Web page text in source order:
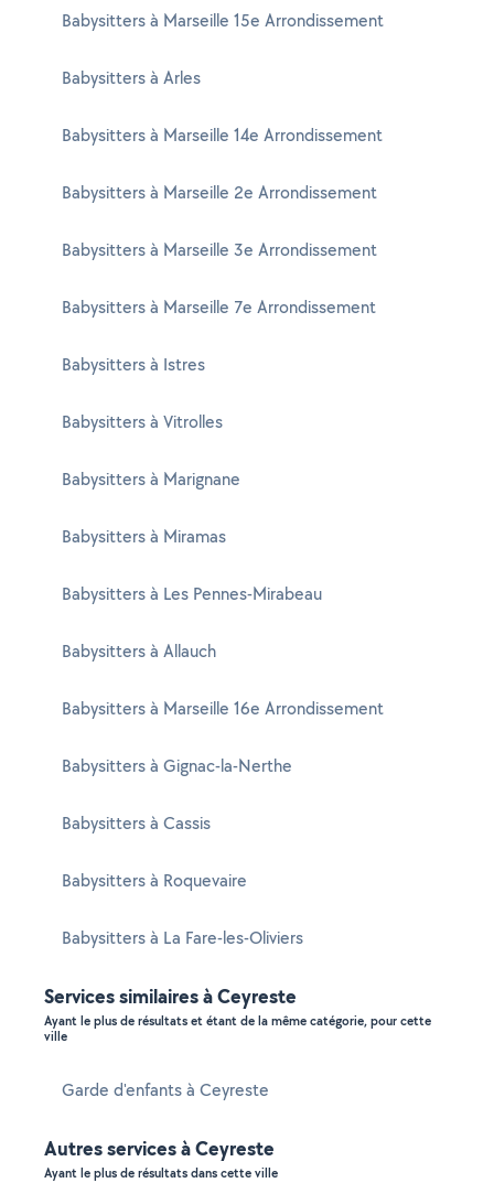
Babysitters à Marseille 15e Arrondissement
Babysitters à Arles
Babysitters à Marseille 14e Arrondissement
Babysitters à Marseille 2e Arrondissement
Babysitters à Marseille 3e Arrondissement
Babysitters à Marseille 7e Arrondissement
Babysitters à Istres
Babysitters à Vitrolles
Babysitters à Marignane
Babysitters à Miramas
Babysitters à Les Pennes-Mirabeau
Babysitters à Allauch
Babysitters à Marseille 16e Arrondissement
Babysitters à Gignac-la-Nerthe
Babysitters à Cassis
Babysitters à Roquevaire
Babysitters à La Fare-les-Oliviers
Services similaires à Ceyreste
Ayant le plus de résultats et étant de la même catégorie, pour cette
ville
Garde d'enfants à Ceyreste
Autres services à Ceyreste
Ayant le plus de résultats dans cette ville